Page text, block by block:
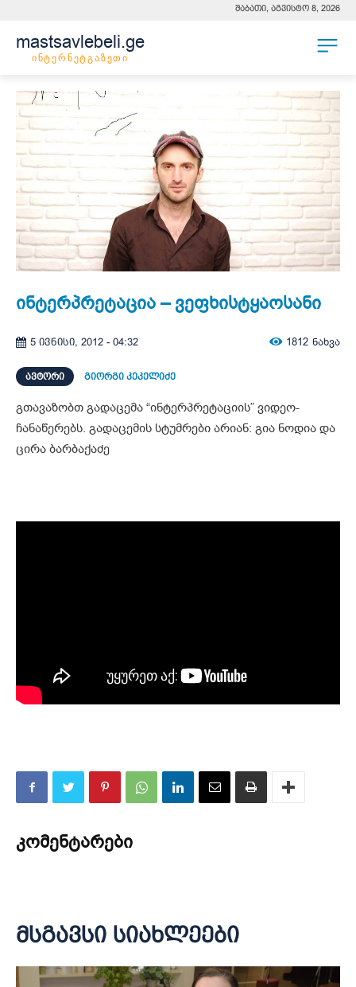
შაბათი, აგვისტო 8, 2026
mastsavlebeli.ge
ინტერნეტგაზეთი
ინტერპრეტაცია – ვეფხისტყაოსანი
5 ივნისი, 2012 - 04:32 1812 ნახვა
ᲐᲕᲢᲝᲠᲘ გიორგი კეკელიძე
გთავაზობთ გადაცემა “ინტერპრეტაციის” ვიდეო-
ჩანაწერებს. გადაცემის სტუმრები არიან: გია ნოდია და
ცირა ბარბაქაძე
კომენტარები
მსგავსი სიახლეები